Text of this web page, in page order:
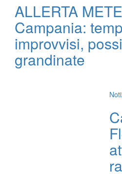
ALLERTA
Campania:
improvvisi,
grandinate